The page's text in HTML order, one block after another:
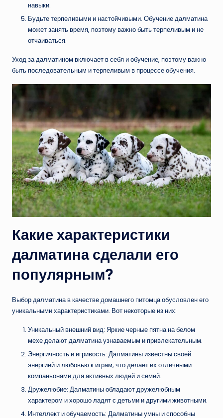
навыки.
Будьте терпеливыми и настойчивыми. Обучение далматина
может занять время, поэтому важно быть терпеливым и не
отчаиваться.
Уход за далматином включает в себя и обучение, поэтому важно
быть последовательным и терпеливым в процессе обучения.
Какие характеристики
далматина сделали его
популярным?
Выбор далматина в качестве домашнего питомца обусловлен его
уникальными характеристиками. Вот некоторые из них:
Уникальный внешний вид: Яркие черные пятна на белом
мехе делают далматина узнаваемым и привлекательным.
Энергичность и игривость: Далматины известны своей
энергией и любовью к играм, что делает их отличными
компаньонами для активных людей и семей.
Дружелюбие: Далматины обладают дружелюбным
характером и хорошо ладят с детьми и другими животными.
Интеллект и обучаемость: Далматины умны и способны